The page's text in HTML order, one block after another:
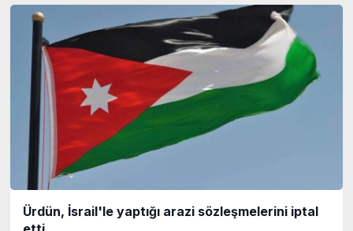
Ürdün, İsrail'le yaptığı arazi sözleşmelerini iptal